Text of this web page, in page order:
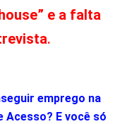
e a falta
.
emprego na
Acesso? E você só